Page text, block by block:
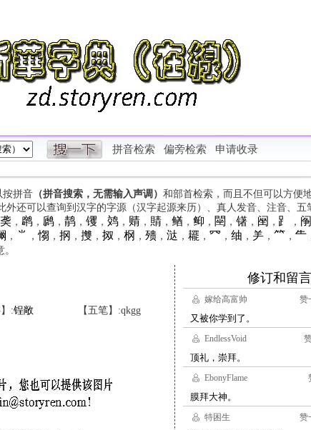
拼音检索 偏旁检索 申请收录
按拼音（拼音搜索，无需输入声调） 和部首检索，而且不但可以方便
还可以查询到汉字的字源（汉字起源来历）、真人发音、注音、五
䶮 ， 䴙， 䴘， 䴖， 䦆， 䴔， 䞍， 䝼， 䲡 ， 䲟 ， 䦟 ， 䦃， 䦷 ， ⻊ ， 䦶
， ⺌ ， 㥮 ， 㧏 ， 㩳， 㧐 ， 㭎 ， 㱮， 㳠 ， 䎱 ， ⺳ ， 䌷 ， ⺶， ⺮ ， ⺧
:锃敞 【五笔】:qkgg